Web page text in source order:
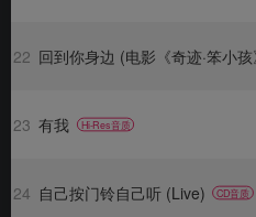
22
23 有我 Hi-Res音质
24 自己按门铃自己听 (Live) CD音质